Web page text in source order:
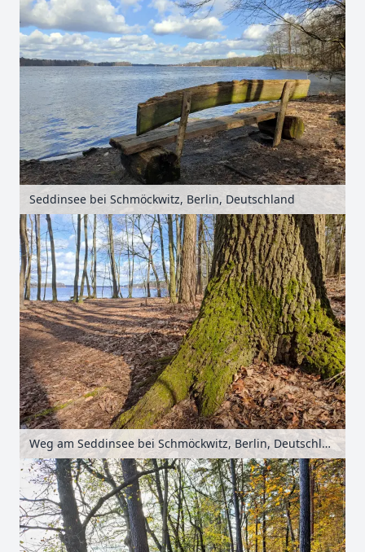
Seddinsee bei Schmöckwitz, Berlin, Deutschland
Weg am Seddinsee bei Schmöckwitz, Berlin, Deutschland